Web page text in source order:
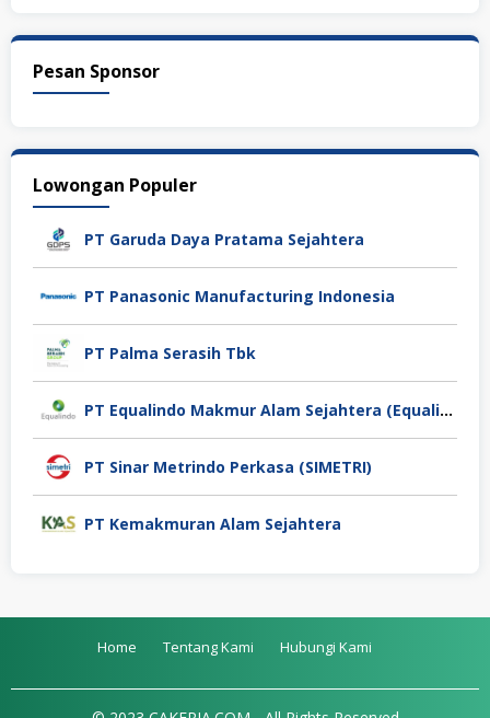
Pesan Sponsor
Lowongan Populer
PT Garuda Daya Pratama Sejahtera
PT Panasonic Manufacturing Indonesia
PT Palma Serasih Tbk
PT Equalindo Makmur Alam Sejahtera (Equalindo Group)
PT Sinar Metrindo Perkasa (SIMETRI)
PT Kemakmuran Alam Sejahtera
Home Tentang Kami Hubungi Kami